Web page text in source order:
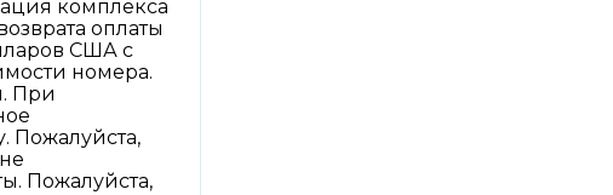
комплекса
оплаты
США с
номера.
При
Пожалуйста,
Пожалуйста,